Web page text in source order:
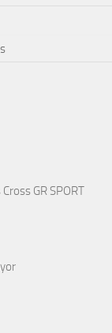
GR SPORT